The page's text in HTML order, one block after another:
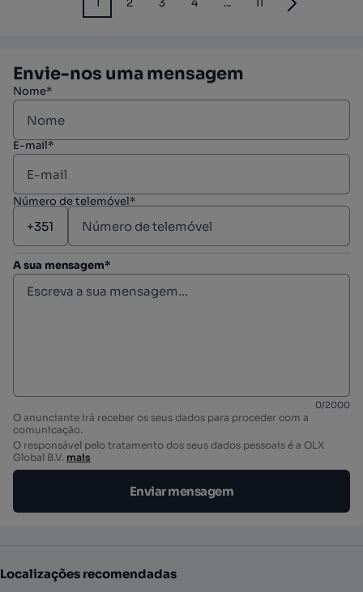
2 3 4 ...
Envie-nos uma mensagem
Nome*
E-mail*
Número de telemóvel*
A sua mensagem*
0/2000
O anunciante irá receber os seus dados para proceder com a
comunicação.
O responsável pelo tratamento dos seus dados pessoais é a OLX
Global B.V. mais
Enviar mensagem
Localizações recomendadas